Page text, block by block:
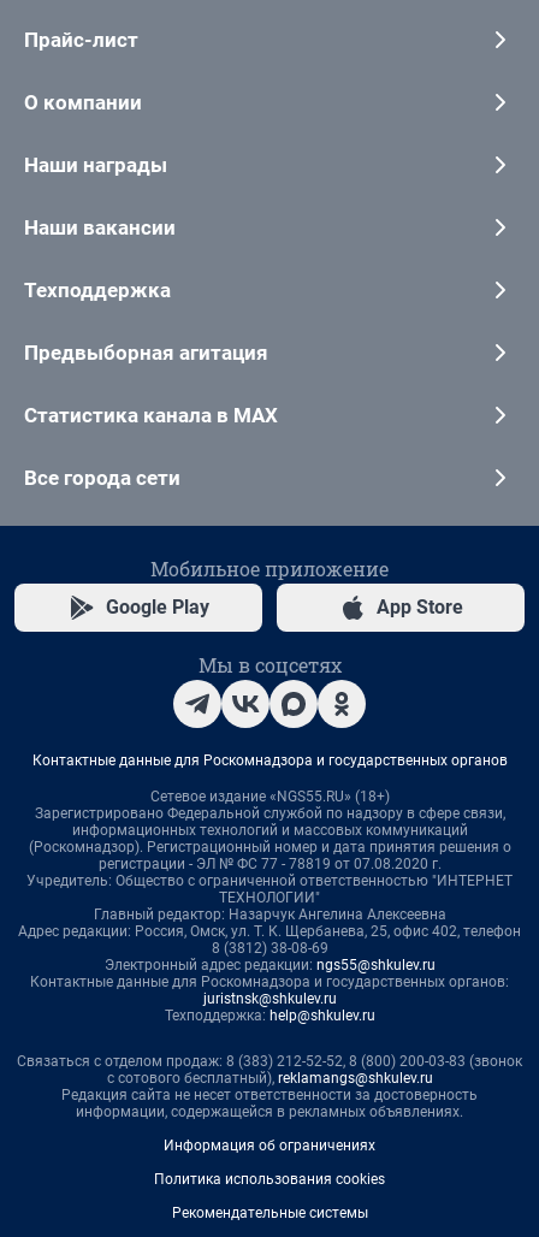
Прайс-лист
О компании
Наши награды
Наши вакансии
Техподдержка
Предвыборная агитация
Статистика канала в MAX
Все города сети
Мобильное приложение
Google Play App Store
Мы в соцсетях
Контактные данные для Роскомнадзора и государственных органов
Сетевое издание «NGS55.RU» (18+)
Зарегистрировано Федеральной службой по надзору в сфере связи,
информационных технологий и массовых коммуникаций
(Роскомнадзор). Регистрационный номер и дата принятия решения о
регистрации - ЭЛ № ФС 77 - 78819 от 07.08.2020 г.
Учредитель: Общество с ограниченной ответственностью "ИНТЕРНЕТ
ТЕХНОЛОГИИ"
Главный редактор: Назарчук Ангелина Алексеевна
Адрес редакции: Россия, Омск, ул. Т. К. Щербанева, 25, офис 402, телефон
8 (3812) 38-08-69
Электронный адрес редакции: ngs55@shkulev.ru
Контактные данные для Роскомнадзора и государственных органов:
juristnsk@shkulev.ru
Техподдержка: help@shkulev.ru
Связаться с отделом продаж: 8 (383) 212-52-52, 8 (800) 200-03-83 (звонок
с сотового бесплатный), reklamangs@shkulev.ru
Редакция сайта не несет ответственности за достоверность
информации, содержащейся в рекламных объявлениях.
Информация об ограничениях
Политика использования cookies
Рекомендательные системы